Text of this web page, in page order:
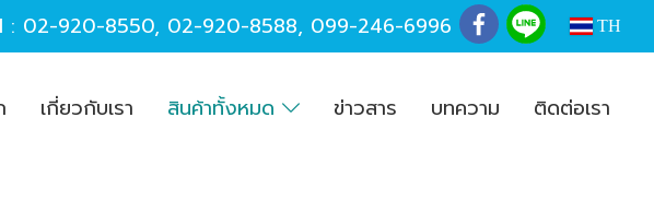
: 02-920-8550, 02-920-8588, 099-246-6996 TH
เกี่ยวกับเรา สินค้าทั้งหมด ข่าวสาร บทความ ติดต่อเรา